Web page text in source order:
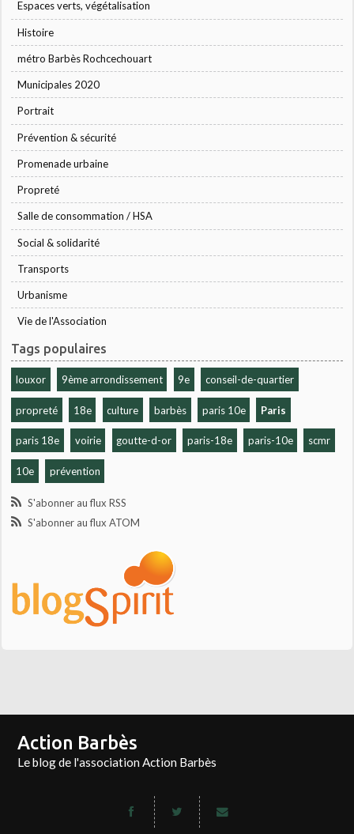
Espaces verts, végétalisation
Histoire
métro Barbès Rochcechouart
Municipales 2020
Portrait
Prévention & sécurité
Promenade urbaine
Propreté
Salle de consommation / HSA
Social & solidarité
Transports
Urbanisme
Vie de l'Association
Tags populaires
louxor 9ème arrondissement 9e conseil-de-quartier
propreté 18e culture barbès paris 10e Paris
paris 18e voirie goutte-d-or paris-18e paris-10e scmr
10e prévention
S'abonner au flux RSS
S'abonner au flux ATOM
Action Barbès
Le blog de l'association Action Barbès